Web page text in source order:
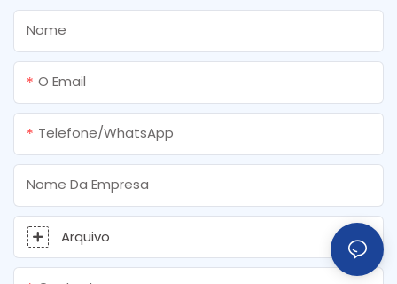
Nome
O Email
Telefone/WhatsApp
Nome Da Empresa
Arquivo